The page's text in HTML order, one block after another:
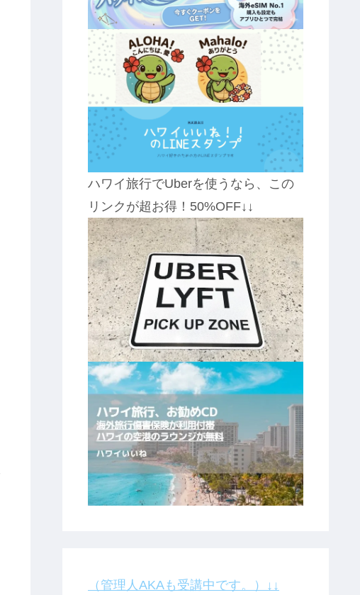
ハワイ旅行でUberを使うなら、この
リンクが超お得！50%OFF↓↓
（管理人AKAも受講中です。）↓↓